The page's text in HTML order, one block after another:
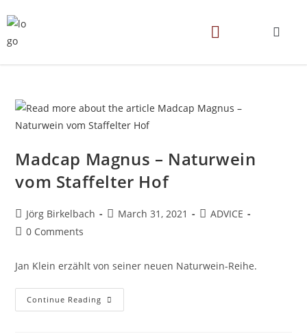
Madcap Magnus – Naturwein
vom Staffelter Hof
Jörg Birkelbach March 31, 2021
ADVICE
0 Comments
Jan Klein erzählt von seiner neuen Naturwein-Reihe.
Continue Reading